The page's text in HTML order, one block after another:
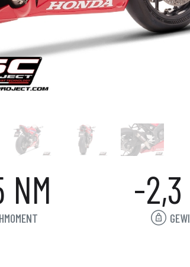
NM -2,3